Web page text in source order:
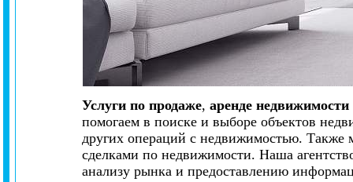
Услуги по продаже, аренде
помогаем в поиске и выборе объектов
других операций с недвижимостью. Также
сделками по недвижимости. Наша
анализу рынка и предоставлению